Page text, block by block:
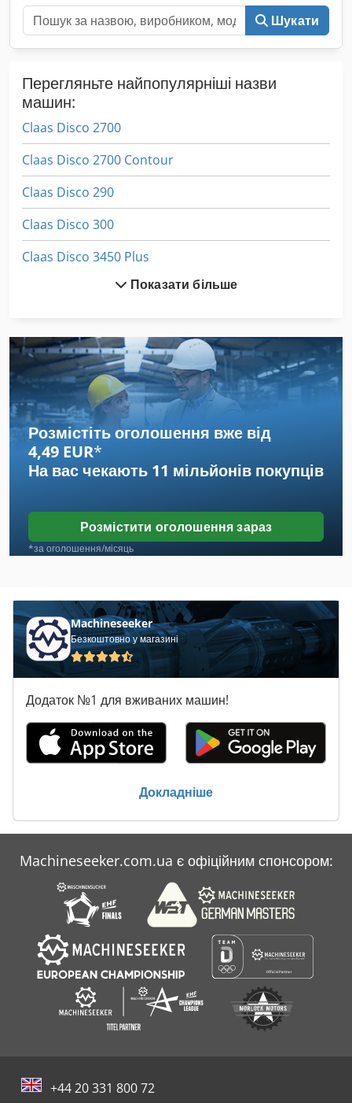
Шукати
Перегляньте найпопулярніші назви
машин:
Claas Disco 2700
Claas Disco 2700 Contour
Claas Disco 290
Claas Disco 300
Claas Disco 3450 Plus
Claas Disco 3900
Claas Disco 8400 Contour
Claas Pu 300
Claas Quadrant 1150
Claas Quadrant 1200
Claas Quadrant 1200 Rc
Claas Quadrant 2200
Claas Quadrant 2200 Rc
Claas Quadrant 3200 Rc
Claas Rollant 255 Rc
Claas Rollant 340
Claas Rollant 350 Rc
Claas Rollant 355 Rc
Claas Variant 365 Rc
Claas Variant 380 Rc
Claas Variant 385 Rc
Claas Volto 77
Показати більше
Розмістіть оголошення вже від
4,49 EUR*
На вас чекають 11 мільйонів покупців
Розмістити оголошення зараз
*за оголошення/місяць
Machineseeker
Безкоштовно у магазині
Додаток №1 для вживаних машин!
Докладніше
Machineseeker.com.ua є офіційним спонсором:
+44 20 331 800 72